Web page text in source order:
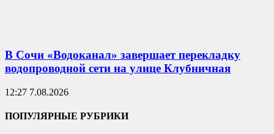
В Сочи «Водоканал» завершает перекладку
водопроводной сети на улице Клубничная
12:27 7.08.2026
ПОПУЛЯРНЫЕ РУБРИКИ